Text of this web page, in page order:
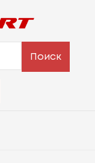
Поиск